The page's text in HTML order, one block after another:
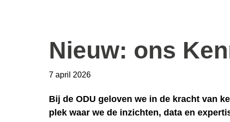
Nieuw: ons
7 april 2026
Bij de ODU geloven we in de kracht van
plek waar we de inzichten, data en